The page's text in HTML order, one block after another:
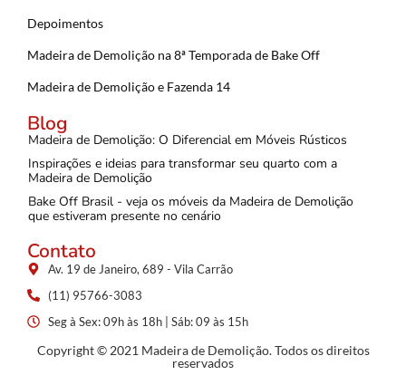
Depoimentos
Madeira de Demolição na 8ª Temporada de Bake Off
Madeira de Demolição e Fazenda 14
Blog
Madeira de Demolição: O Diferencial em Móveis Rústicos
Inspirações e ideias para transformar seu quarto com a
Madeira de Demolição
Bake Off Brasil - veja os móveis da Madeira de Demolição
que estiveram presente no cenário
Contato
Av. 19 de Janeiro, 689 - Vila Carrão
(11) 95766-3083
Seg à Sex: 09h às 18h | Sáb: 09 às 15h
Copyright © 2021 Madeira de Demolição. Todos os direitos
reservados